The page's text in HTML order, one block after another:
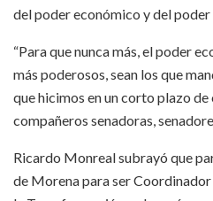
del poder económico y del
“Para que nunca más, el poder
más poderosos, sean los que
que hicimos en un corto plazo de
compañeros senadoras,
Ricardo Monreal subrayó que
de Morena para ser